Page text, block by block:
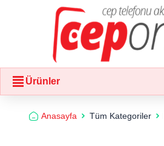
Ürünler
Anasayfa Tüm Kategoriler